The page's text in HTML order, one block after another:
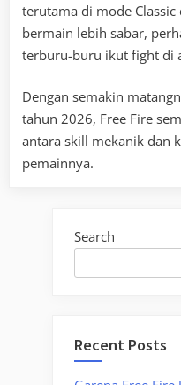
terutama di mode Classic
bermain lebih sabar,
terburu-buru ikut fight di
Dengan semakin
tahun 2026, Free Fire
antara skill mekanik dan
pemainnya.
Search
Recent Posts